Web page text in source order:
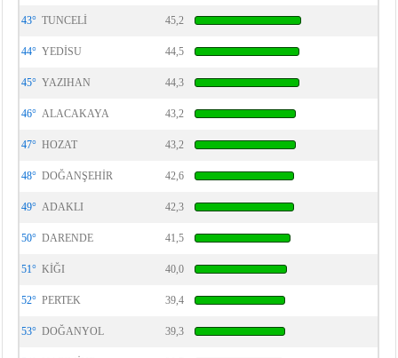
43° TUNCELİ 45,2
44° YEDİSU 44,5
45° YAZIHAN 44,3
46° ALACAKAYA 43,2
47° HOZAT 43,2
48° DOĞANŞEHİR 42,6
49° ADAKLI 42,3
50° DARENDE 41,5
51° KİĞI 40,0
52° PERTEK 39,4
53° DOĞANYOL 39,3